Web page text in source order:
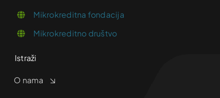
Mikrokreditna fondacija
Mikrokreditno društvo
Istraži
O nama